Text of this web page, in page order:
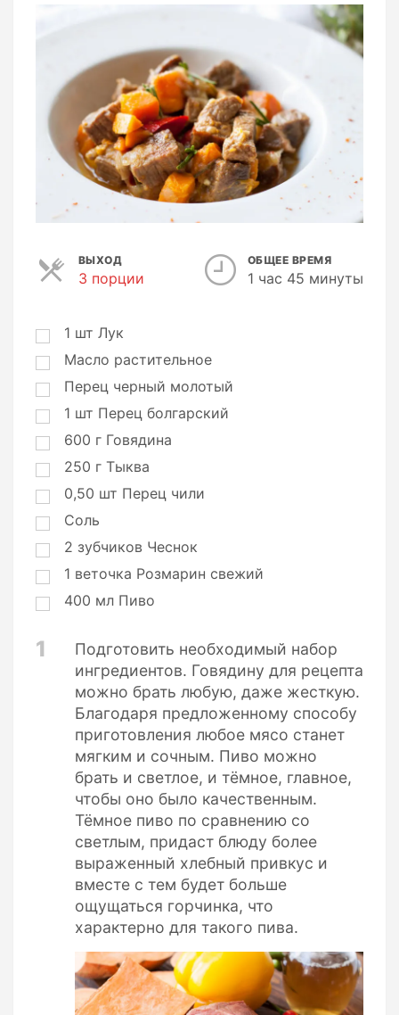
ВЫХОД
3 порции
и
ОБЩЕЕ ВРЕМЯ
1 час 45 минуты
1 шт Лук
Масло растительное
Перец черный молотый
1 шт Перец болгарский
600 г Говядина
250 г Тыква
0,50 шт Перец чили
Соль
2 зубчиков Чеснок
1 веточка Розмарин свежий
400 мл Пиво
1
Подготовить необходимый набор
ингредиентов. Говядину для рецепта
можно брать любую, даже жесткую.
Благодаря предложенному способу
приготовления любое мясо станет
мягким и сочным. Пиво можно
брать и светлое, и тёмное, главное,
чтобы оно было качественным.
Тёмное пиво по сравнению со
светлым, придаст блюду более
выраженный хлебный привкус и
вместе с тем будет больше
ощущаться горчинка, что
характерно для такого пива.